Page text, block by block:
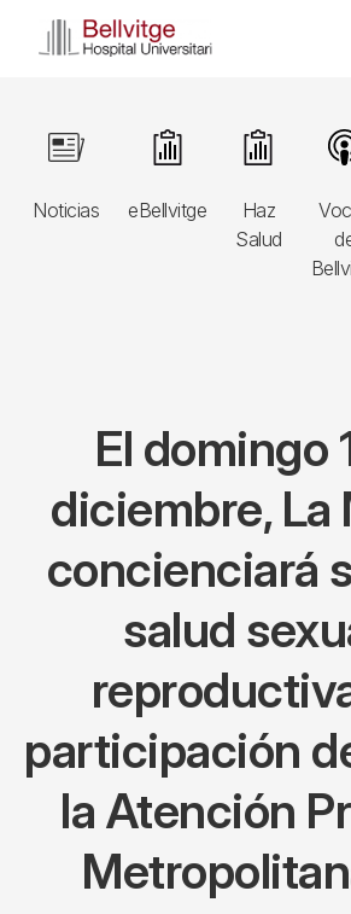
Navegació
principal
3r
Noticias
Image
eBellvitge
Image
Haz
Salud
Image
El domingo
diciembre, La
concienciará
salud
participación
la Atención